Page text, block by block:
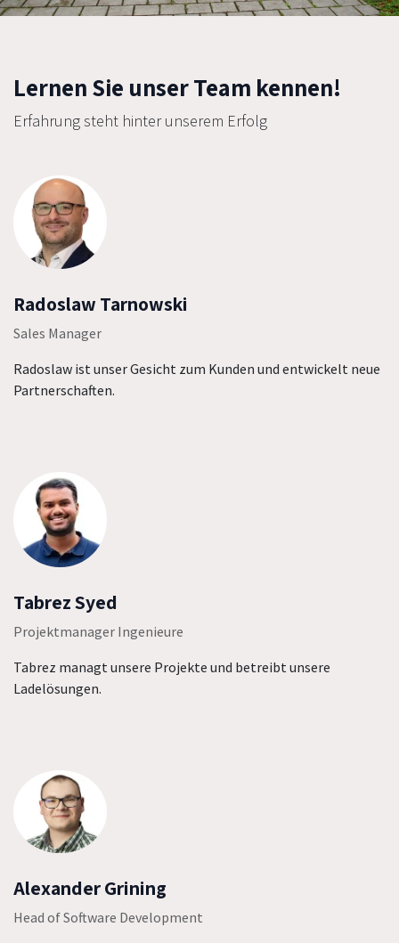
Lernen Sie unser Team kennen!
Erfahrung steht hinter unserem Erfolg
Radoslaw Tarnowski
Sales Manager
Radoslaw ist unser Gesicht zum Kunden und entwickelt neue
Partnerschaften.
Tabrez Syed
Projektmanager Ingenieure
Tabrez managt unsere Projekte und betreibt unsere
Ladelösungen.
Alexander Grining
Head of Software Development